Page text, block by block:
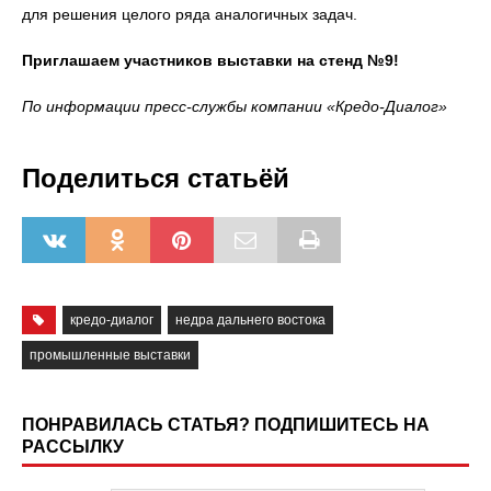
для решения целого ряда аналогичных задач.
Приглашаем участников выставки на стенд №9!
По информации пресс-службы компании «Кредо-Диалог»
Поделиться статьёй
кредо-диалог недра дальнего востока
промышленные выставки
ПОНРАВИЛАСЬ СТАТЬЯ? ПОДПИШИТЕСЬ НА
РАССЫЛКУ